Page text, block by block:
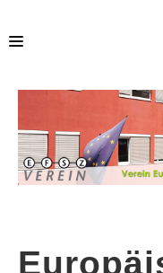
WER WIR SIND